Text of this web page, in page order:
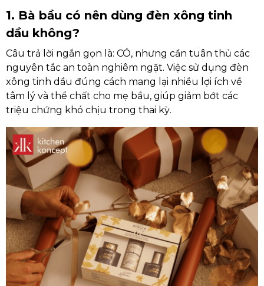
1. Bà bầu có nên dùng đèn xông tinh
dầu không?
Câu trả lời ngắn gọn là: CÓ, nhưng cần tuân thủ các
nguyên tắc an toàn nghiêm ngặt. Việc sử dụng đèn
xông tinh dầu đúng cách mang lại nhiều lợi ích về
tâm lý và thể chất cho mẹ bầu, giúp giảm bớt các
triệu chứng khó chịu trong thai kỳ.